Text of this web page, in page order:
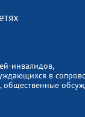
инвалидов,
в
общественные